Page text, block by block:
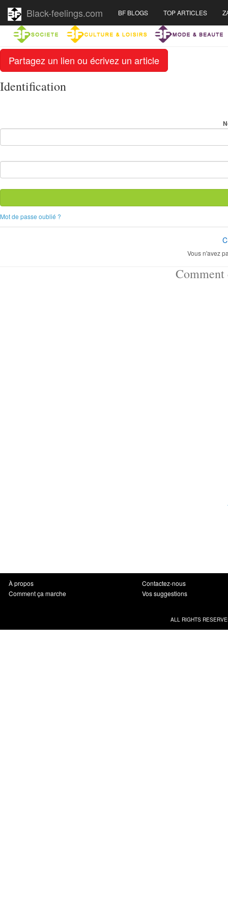
Partagez un lien ou écrivez un article
Black-feelings.com BF BLOGS TOP ARTICLES
Identification
Mot de passe oublié ?
Vous n'avez
Comment
À propos
Comment ça marche
Contactez-nous
Vos suggestions
ALL RIGHTS